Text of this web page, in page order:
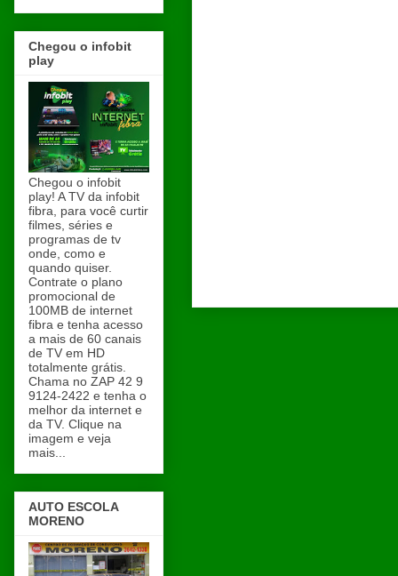
Chegou o infobit
play
Chegou o infobit
play! A TV da infobit
fibra, para você curtir
filmes, séries e
programas de tv
onde, como e
quando quiser.
Contrate o plano
promocional de
100MB de internet
fibra e tenha acesso
a mais de 60 canais
de TV em HD
totalmente grátis.
Chama no ZAP 42 9
9124-2422 e tenha o
melhor da internet e
da TV. Clique na
imagem e veja
mais...
AUTO ESCOLA
MORENO